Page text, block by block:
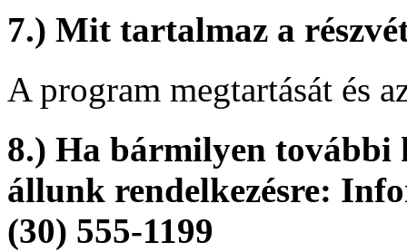
7.) Mit tartalmaz a
A program megtartását és
8.) Ha bármilyen további
állunk rendelkezésre:
(30) 555-1199